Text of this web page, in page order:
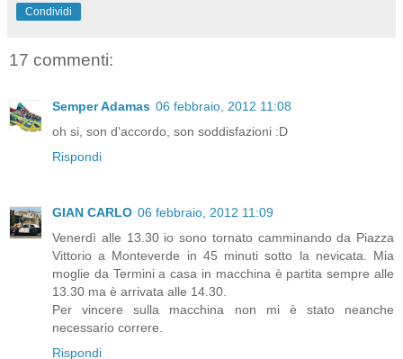
Condividi
17 commenti:
Semper Adamas 06 febbraio, 2012 11:08
oh si, son d'accordo, son soddisfazioni :D
Rispondi
GIAN CARLO 06 febbraio, 2012 11:09
Venerdì alle 13.30 io sono tornato camminando da Piazza
Vittorio a Monteverde in 45 minuti sotto la nevicata. Mia
moglie da Termini a casa in macchina è partita sempre alle
13.30 ma è arrivata alle 14.30.
Per vincere sulla macchina non mi è stato neanche
necessario correre.
Rispondi